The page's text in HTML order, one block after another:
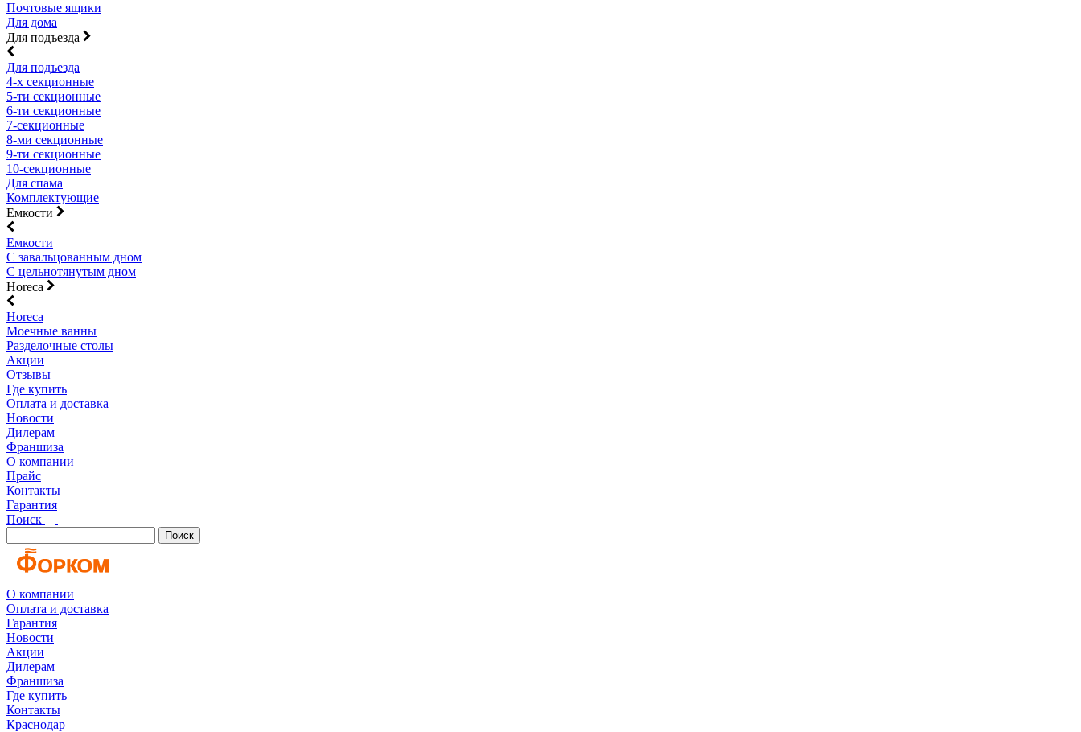
Почтовые ящики
Для дома
Для подъезда
Для подъезда
4-х секционные
5-ти секционные
6-ти секционные
7-секционные
8-ми секционные
9-ти секционные
10-секционные
Для спама
Комплектующие
Емкости
Емкости
С завальцованным дном
С цельнотянутым дном
Horeca
Horeca
Моечные ванны
Разделочные столы
Акции
Отзывы
Где купить
Оплата и доставка
Новости
Дилерам
Франшиза
О компании
Прайс
Контакты
Гарантия
Поиск
Поиск
О компании
Оплата и доставка
Гарантия
Новости
Акции
Дилерам
Франшиза
Где купить
Контакты
Краснодар